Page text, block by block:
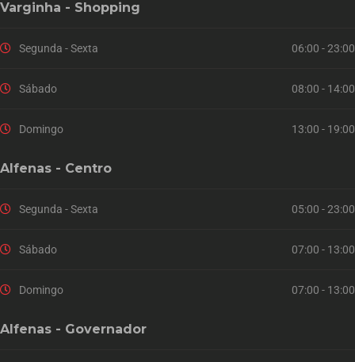
Varginha - Shopping
Segunda - Sexta 06:00 - 23:00
Sábado 08:00 - 14:00
Domingo 13:00 - 19:00
Alfenas - Centro
Segunda - Sexta 05:00 - 23:00
Sábado 07:00 - 13:00
Domingo 07:00 - 13:00
Alfenas - Governador